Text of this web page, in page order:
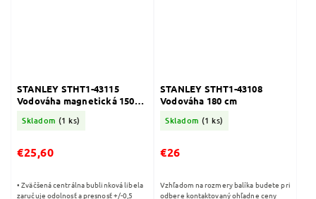
STANLEY STHT1-43115
Vodováha magnetická 150
Skladom (1 ks)
€25,60
• Zväčšená centrálna bublinková libela
zaručuje odolnosť a presnosť +/-0,5
STANLEY STHT1-43108
Vodováha 180 cm
Skladom (1 ks)
€26
Vzhľadom na rozmery balíka budete pri
odbere kontaktovaný ohľadne ceny